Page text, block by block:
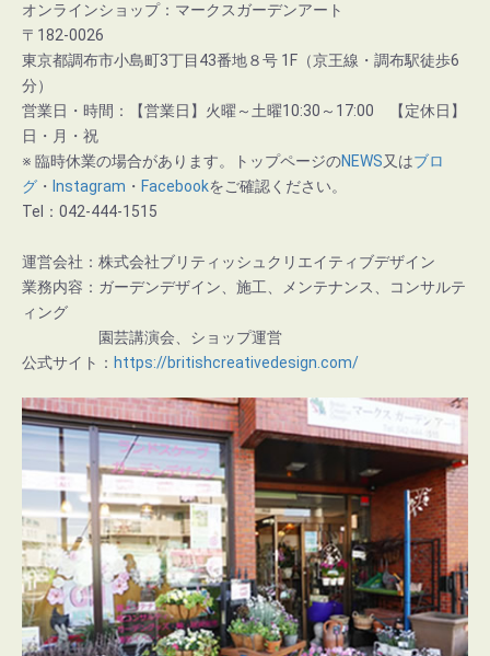
オンラインショップ：マークスガーデンアート
〒182-0026
東京都調布市小島町3丁目43番地８号 1F（京王線・調布駅徒歩6
分）
営業日・時間：【営業日】火曜～土曜10:30～17:00 【定休日】
日・月・祝
※ 臨時休業の場合があります。トップページのNEWS又はブロ
グ ・ Instagram ・ Facebookをご確認ください。
Tel：042-444-1515
運営会社：株式会社ブリティッシュクリエイティブデザイン
業務内容：ガーデンデザイン、施工、メンテナンス、コンサルテ
ィング
園芸講演会、ショップ運営
公式サイト： https://britishcreativedesign.com/